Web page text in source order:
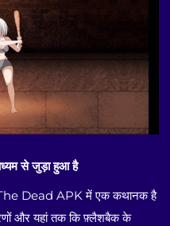
से जुड़ा हुआ है
The Dead APK में एक कथानक है
और यहां तक ​​कि फ़्लैशबैक के